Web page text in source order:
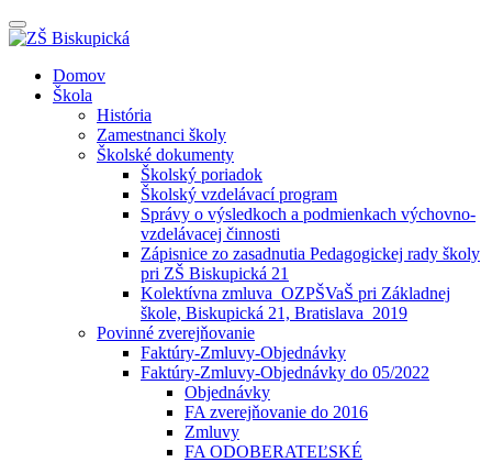
Prepínateľná
navigácia
Prejsť
Domov
Škola
História
Zamestnanci školy
Školské dokumenty
Školský poriadok
Školský vzdelávací program
Správy o výsledkoch a podmienkach výchovno-
vzdelávacej činnosti
Zápisnice zo zasadnutia Pedagogickej rady školy
pri ZŠ Biskupická 21
Kolektívna zmluva_OZPŠVaŠ pri Základnej
škole, Biskupická 21, Bratislava_2019
Povinné zverejňovanie
Faktúry-Zmluvy-Objednávky
Faktúry-Zmluvy-Objednávky do 05/2022
Objednávky
FA zverejňovanie do 2016
Zmluvy
FA ODOBERATEĽSKÉ